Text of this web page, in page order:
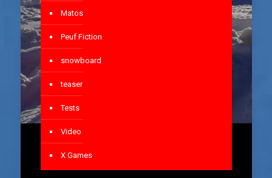
Matos
Peuf Fiction
snowboard
teaser
Tests
Video
X Games